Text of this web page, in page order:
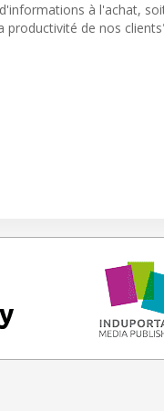
à l'achat,
de nos